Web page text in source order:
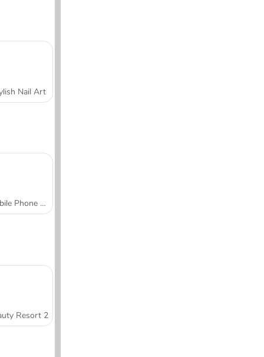
Nail Art
Mobile Phone Case Design & DIY
Resort 2